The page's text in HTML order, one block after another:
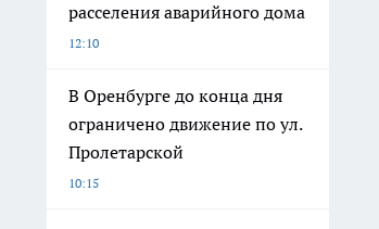
расселения аварийного дома
12:10
В Оренбурге до конца дня
ограничено движение по ул.
Пролетарской
10:15